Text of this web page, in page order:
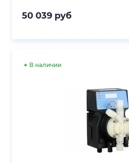
50 039 руб
В наличии